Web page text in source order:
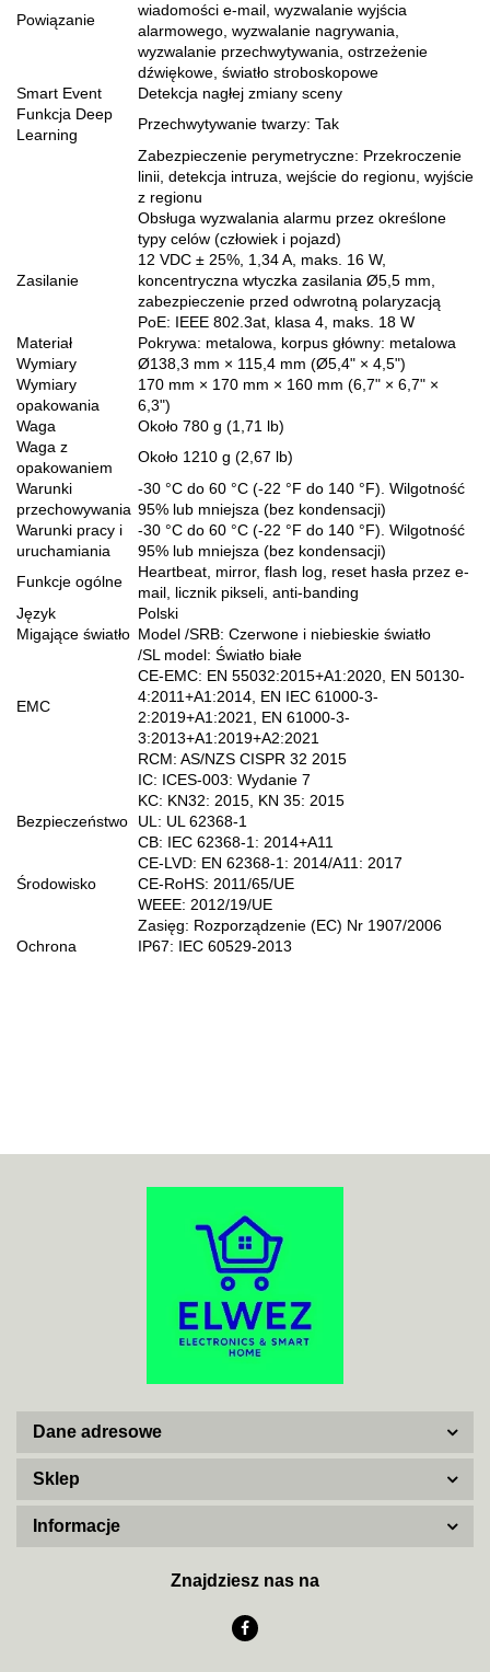
Powiązanie
wiadomości e-mail, wyzwalanie wyjścia
alarmowego, wyzwalanie nagrywania,
wyzwalanie przechwytywania, ostrzeżenie
dźwiękowe, światło stroboskopowe
Smart Event
Detekcja nagłej zmiany sceny
Funkcja Deep
Learning
Przechwytywanie twarzy: Tak
Zabezpieczenie perymetryczne: Przekroczenie
linii, detekcja intruza, wejście do regionu, wyjście
z regionu
Obsługa wyzwalania alarmu przez określone
typy celów (człowiek i pojazd)
Zasilanie
12 VDC ± 25%, 1,34 A, maks. 16 W,
koncentryczna wtyczka zasilania Ø5,5 mm,
zabezpieczenie przed odwrotną polaryzacją
PoE: IEEE 802.3at, klasa 4, maks. 18 W
Materiał
Pokrywa: metalowa, korpus główny: metalowa
Wymiary
Ø138,3 mm × 115,4 mm (Ø5,4" × 4,5")
Wymiary
opakowania
170 mm × 170 mm × 160 mm (6,7" × 6,7" ×
6,3")
Waga
Około 780 g (1,71 lb)
Waga z
opakowaniem
Około 1210 g (2,67 lb)
Warunki
przechowywania
-30 °C do 60 °C (-22 °F do 140 °F). Wilgotność
95% lub mniejsza (bez kondensacji)
Warunki pracy i
uruchamiania
-30 °C do 60 °C (-22 °F do 140 °F). Wilgotność
95% lub mniejsza (bez kondensacji)
Funkcje ogólne
Heartbeat, mirror, flash log, reset hasła przez e-
mail, licznik pikseli, anti-banding
Język
Polski
Migające światło Model /SRB: Czerwone i niebieskie światło
/SL model: Światło białe
EMC
CE-EMC: EN 55032:2015+A1:2020, EN 50130-
4:2011+A1:2014, EN IEC 61000-3-
2:2019+A1:2021, EN 61000-3-
3:2013+A1:2019+A2:2021
RCM: AS/NZS CISPR 32 2015
IC: ICES-003: Wydanie 7
KC: KN32: 2015, KN 35: 2015
Bezpieczeństwo
UL: UL 62368-1
CB: IEC 62368-1: 2014+A11
CE-LVD: EN 62368-1: 2014/A11: 2017
Środowisko
CE-RoHS: 2011/65/UE
WEEE: 2012/19/UE
Zasięg: Rozporządzenie (EC) Nr 1907/2006
Ochrona
IP67: IEC 60529-2013
ACO
ADATA
AJAX SYSTEMS
Dane adresowe
Sklep
Informacje
Znajdziesz nas na